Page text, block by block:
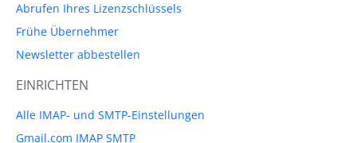
Abrufen Ihres Lizenzschlüssels
Frühe Übernehmer
Newsletter abbestellen
EINRICHTEN
Alle IMAP- und SMTP-Einstellungen
Gmail.com IMAP SMTP